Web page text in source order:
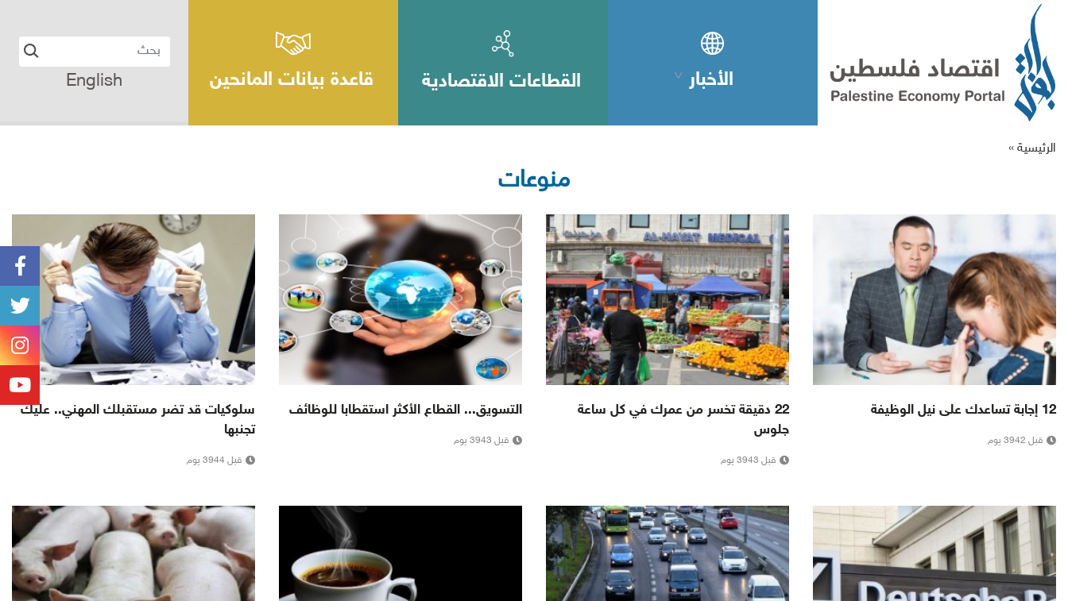
الأخبار القطاعات الاقتصادية قاعدة بيانات المانحين English
الرئيسية »
منوعات
12 إجابة تساعدك على نيل الوظيفة
قبل 3942 يوم
22 دقيقة تخسر من عمرك في كل ساعة
جلوس
قبل 3943 يوم
التسويق... القطاع الأكثر استقطابا للوظائف
قبل 3943 يوم
سلوكيات قد تضر مستقبلك المهني.. عليك
تجنبها
قبل 3944 يوم